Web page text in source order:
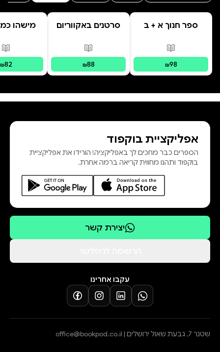
ספר חנוך א + ב
פורמטים זמינים מודפס
₪98
סרטנים באקווריום
פורמטים זמינים מודפס
₪88
מישהו
₪82
אפליקציית בוקפוד
הספרים כבר מחכים לך באפליקציה! הורידו את אפליקציית
בוקפוד ותהנו מחווית קריאה ברמה אחרת.
יצירת קשר
עקבו אחרינו
שטנר 7, גבעת שאול ירושלים | office@bookpod.co.il